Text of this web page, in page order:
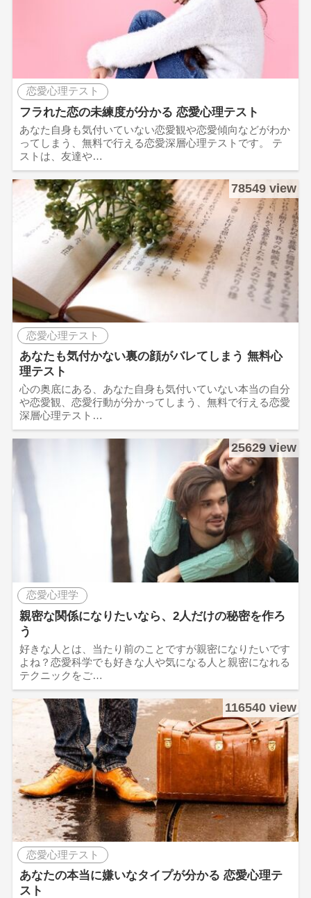
恋愛心理テスト
フラれた恋の未練度が分かる 恋愛心理テスト
あなた自身も気付いていない恋愛観や恋愛傾向などがわか
ってしまう、無料で行える恋愛深層心理テストです。 テ
ストは、友達や…
78549 view
恋愛心理テスト
あなたも気付かない裏の顔がバレてしまう 無料心
理テスト
心の奥底にある、あなた自身も気付いていない本当の自分
や恋愛観、恋愛行動が分かってしまう、無料で行える恋愛
深層心理テスト…
25629 view
恋愛心理学
親密な関係になりたいなら、2人だけの秘密を作ろ
う
好きな人とは、当たり前のことですが親密になりたいです
よね？恋愛科学でも好きな人や気になる人と親密になれる
テクニックをご…
116540 view
恋愛心理テスト
あなたの本当に嫌いなタイプが分かる 恋愛心理テ
スト